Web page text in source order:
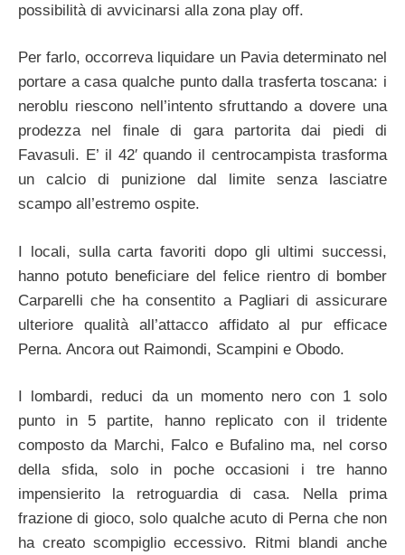
possibilità di avvicinarsi alla zona play off.
Per farlo, occorreva liquidare un Pavia determinato nel
portare a casa qualche punto dalla trasferta toscana: i
neroblu riescono nell’intento sfruttando a dovere una
prodezza nel finale di gara partorita dai piedi di
Favasuli. E’ il 42′ quando il centrocampista trasforma
un calcio di punizione dal limite senza lasciatre
scampo all’estremo ospite.
I locali, sulla carta favoriti dopo gli ultimi successi,
hanno potuto beneficiare del felice rientro di bomber
Carparelli che ha consentito a Pagliari di assicurare
ulteriore qualità all’attacco affidato al pur efficace
Perna. Ancora out Raimondi, Scampini e Obodo.
I lombardi, reduci da un momento nero con 1 solo
punto in 5 partite, hanno replicato con il tridente
composto da Marchi, Falco e Bufalino ma, nel corso
della sfida, solo in poche occasioni i tre hanno
impensierito la retroguardia di casa. Nella prima
frazione di gioco, solo qualche acuto di Perna che non
ha creato scompiglio eccessivo. Ritmi blandi anche